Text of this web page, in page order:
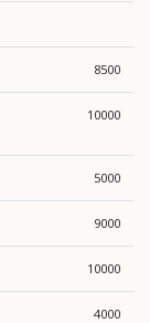
8500
10000
5000
9000
10000
4000